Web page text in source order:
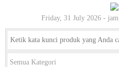
Friday, 31 July 2026 -